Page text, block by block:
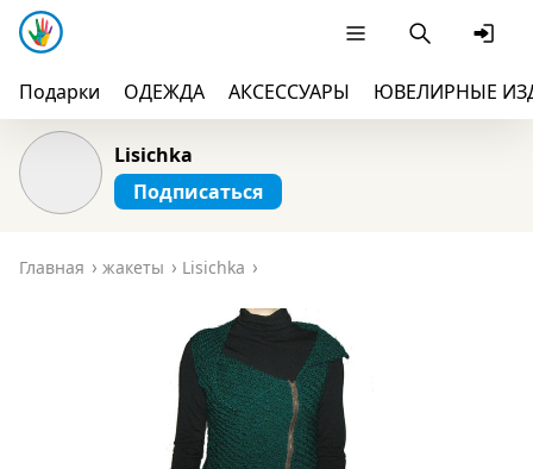
Подарки ОДЕЖДА АКСЕССУАРЫ ЮВЕЛИРНЫЕ
Lisichka
Подписаться
Главная жакеты Lisichka